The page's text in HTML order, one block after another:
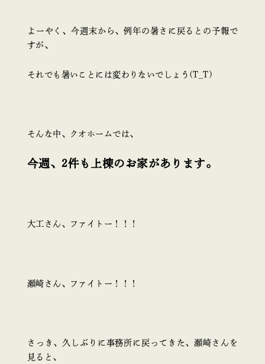
よーやく、今週末から、例年の暑さに戻るとの予報で
すが、
それでも暑いことには変わりないでしょう(T_T)
そんな中、クオホームでは、
今週、2件も上棟のお家があります。
大工さん、ファイトー！！！
瀬崎さん、ファイトー！！！
さっき、久しぶりに事務所に戻ってきた、瀬崎さんを
見ると、